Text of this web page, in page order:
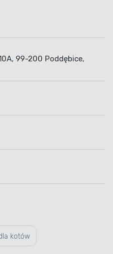
99-200 Poddębice,
kotów